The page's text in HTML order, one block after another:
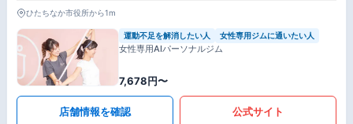
ひたちなか市役所から1m
運動不足を解消したい人 女性専用ジムに通いたい人
女性専用AIパーソナルジム
7,678円〜
店舗情報を確認 公式サイト